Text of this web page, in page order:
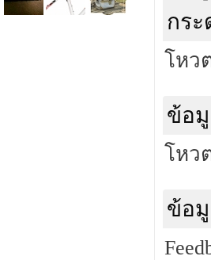
กร
โหว
ข้อ
โหว
ข้อ